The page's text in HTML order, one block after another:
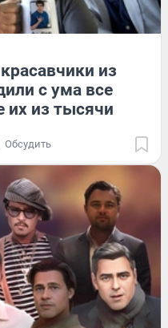
из
с ума все
из тысячи
Обсудить